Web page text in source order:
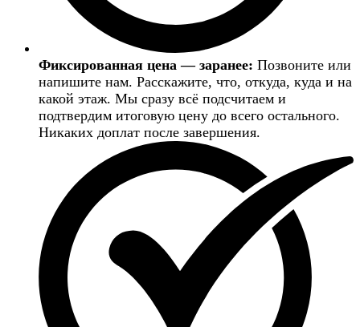
Фиксированная цена — заранее: Позвоните или
напишите нам. Расскажите, что, откуда, куда и на
какой этаж. Мы сразу всё подсчитаем и
подтвердим итоговую цену до всего остального.
Никаких доплат после завершения.